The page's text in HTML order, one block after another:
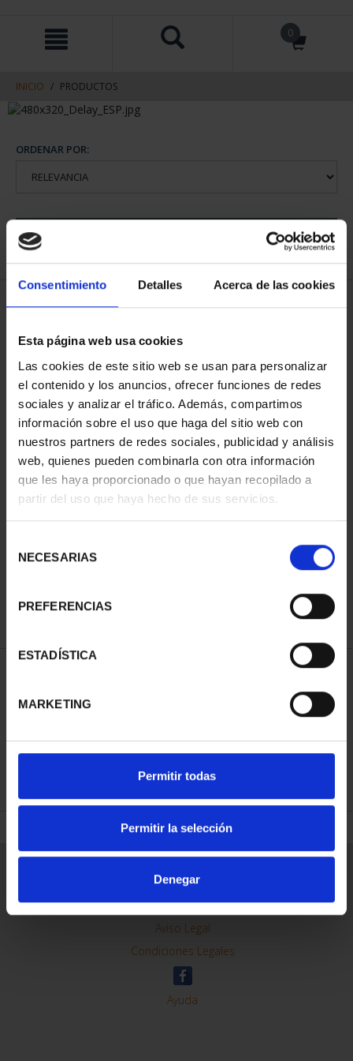
Consentimiento Detalles Acerca de las cookies
Esta página web usa cookies
Las cookies de este sitio web se usan para personalizar
el contenido y los anuncios, ofrecer funciones de redes
sociales y analizar el tráfico. Además, compartimos
información sobre el uso que haga del sitio web con
nuestros partners de redes sociales, publicidad y análisis
web, quienes pueden combinarla con otra información
que les haya proporcionado o que hayan recopilado a
partir del uso que haya hecho de sus servicios.
NECESARIAS
PREFERENCIAS
ESTADÍSTICA
MARKETING
Permitir todas
Permitir la selección
Denegar
contenido
navegacin
0
INICIO PRODUCTOS
ORDENAR POR:
1 Productos encontrados
145,00 €
REFINAR
Contacto
Preguntas Frequentes (FAQs)
Aviso Legal
Condiciones Legales
Ayuda